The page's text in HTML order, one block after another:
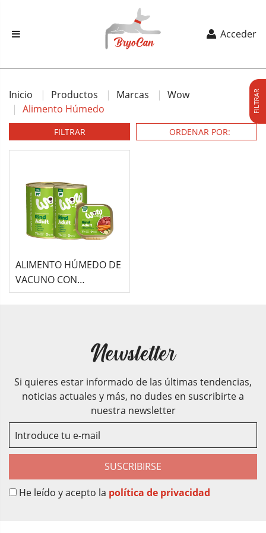
Acceder
Inicio Productos Marcas
Wow
Alimento Húmedo
FILTRAR
FILTRAR
ALIMENTO HÚMEDO DE
VACUNO CON
ZANAHORIAS PARA
Newsletter
Si quieres estar informado de las últimas tendencias,
noticias actuales y más, no dudes en suscribirte a
nuestra newsletter
SUSCRIBIRSE
He leído y acepto la política de privacidad